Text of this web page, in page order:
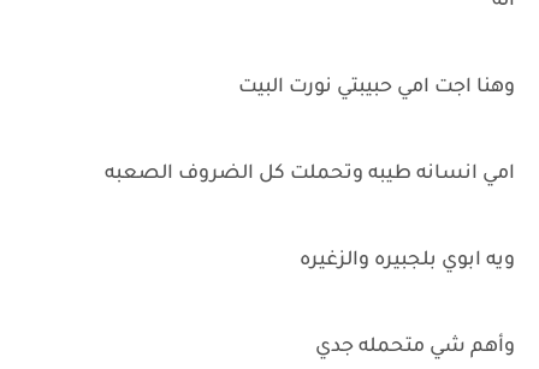
وهنا اجت امي حبيبتي نورت البيت
امي انسانه طيبه وتحملت كل الضروف الصعبه
ويه ابوي بلجبيره والزغيره
وأهم شي متحمله جدي